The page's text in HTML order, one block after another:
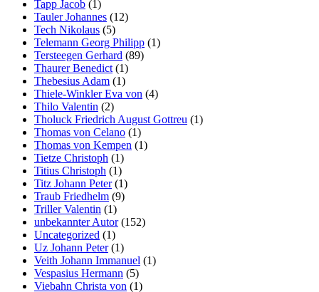
Tapp Jacob (1)
Tauler Johannes (12)
Tech Nikolaus (5)
Telemann Georg Philipp (1)
Tersteegen Gerhard (89)
Thaurer Benedict (1)
Thebesius Adam (1)
Thiele-Winkler Eva von (4)
Thilo Valentin (2)
Tholuck Friedrich August Gottreu (1)
Thomas von Celano (1)
Thomas von Kempen (1)
Tietze Christoph (1)
Titius Christoph (1)
Titz Johann Peter(1)
Traub Friedhelm (9)
Triller Valentin (1)
unbekannter Autor(152)
Uncategorized (1)
Uz Johann Peter(1)
Veith Johann Immanuel (1)
Vespasius Hermann (5)
Viebahn Christa von (1)